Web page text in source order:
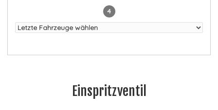
4
Einspritzventil